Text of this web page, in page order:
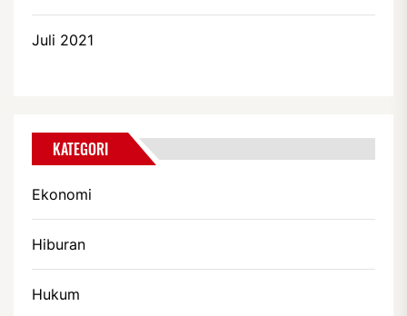
Juli 2021
KATEGORI
Ekonomi
Hiburan
Hukum